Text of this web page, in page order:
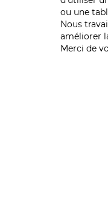
ou une
Nous
améliorer
Merci de